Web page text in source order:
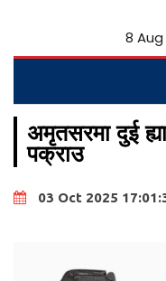
8 Aug
अमृतसरमा दुई
पक्राउ
03 Oct 2025